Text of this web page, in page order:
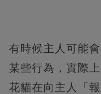
有時候主人可能
某些行為，實際
花貓在向主人「